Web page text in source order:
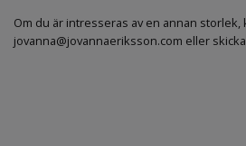
Om du är intresseras av en annan storlek,
jovanna@jovannaeriksson.com eller